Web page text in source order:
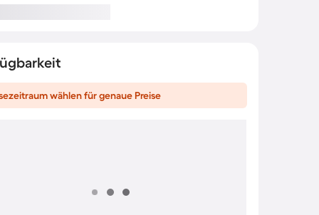
wählen für genaue Preise